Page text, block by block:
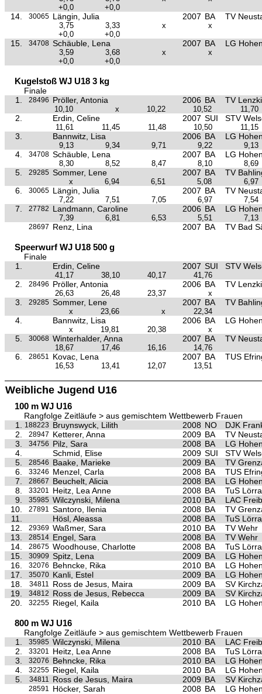
+0,0
+0,0
14. 30065 Längin, Julia 2007 BA TV
3,75 3,33 x
x
+0,0
+0,0
15. 34708 Schäuble, Lena 2007 BA LG
3,59 3,68 x
x
+0,0
+0,0
Kugelstoß WJ U18 3 kg
Finale
1.
28496 Pröller, Antonia 2006 BA TV
10,10 x 10,22 10,52 11,70
2. Erdin, Celine 2007 SUI STV
11,61 11,45 11,48 10,50 11,15
3. Bannwitz, Lisa 2006 BA LG
9,13 9,34 9,71 9,22 9,13
4. 34708 Schäuble, Lena 2007 BA LG
8,30 8,52 8,47 8,10 8,69
5. 29285 Sommer, Lene 2007 BA TV
x 6,94 6,51 5,08 6,97
6. 30065 Längin, Julia 2007 BA TV
7,22 7,51 7,05 6,97 7,54
7. 27782 Landmann, Caroline 2006 BA LG
7,39 6,81 6,53 5,51 7,13
28697 Renz, Lina 2007 BA TV Bad
Speerwurf WJ U18 500 g
Finale
1.
Erdin, Celine 2007 SUI STV
41,17 38,10 40,17 41,76
2. 28496 Pröller, Antonia 2006 BA TV
26,63 26,48 23,37 x
3. 29285 Sommer, Lene 2007 BA TV
x 23,66 x 22,34
4. Bannwitz, Lisa 2006 BA LG
x 19,81 20,38 x
5. 30068 Winterhalder, Anna 2007 BA TV
18,67 17,46 16,16 14,76
6. 28651 Kovac, Lena 2007 BA TUS
16,53 13,41 12,07 13,51
Weibliche Jugend U16
100 m WJ U16
Rangfolge Zeitläufe > aus gemischtem Wettbewerb Frauen
1.
188223 Bruynswyck, Lilith 2008 NO
DJK
2.
28947 Ketterer, Anna 2009 BA
TV
3.
34756 Pilz, Sara 2008 BA
LG
4.
Schmid, Elise 2009 SUI
STV
5.
28546 Baake, Marieke 2009 BA
TV
6.
33246 Menzel, Carla 2008 BA
TUS
7.
28667 Beuchelt, Alicia 2008 BA
LG
8.
33201 Heitz, Lea Anne 2008 BA
TuS
9.
35985 Wilczynski, Milena 2010 BA
LAC
10.
27891 Santoro, Ilenia 2008 BA
TV
11.
Hösl, Aleassa 2008 BA
TuS
12.
29369 Waßmer, Sara 2010 BA
TV Wehr
13.
28514 Engel, Sara 2008 BA
TV Wehr
14.
28675 Woodhouse, Charlotte 2008 BA
TuS
15.
30909 Spitz, Lena 2009 BA
LG
16.
32076 Behncke, Rika 2010 BA
LG
17.
35070 Kanli, Estel 2009 BA
LG
18.
34811 Ross de Jesus, Maira 2009 BA
SV
19.
34812 Ross de Jesus, Rebecca 2009 BA
SV
20.
32255 Riegel, Kaila 2010 BA LG
800 m WJ U16
Rangfolge Zeitläufe > aus gemischtem Wettbewerb Frauen
1.
35985 Wilczynski, Milena 2010 BA
LAC
2.
33201 Heitz, Lea Anne 2008 BA
TuS
3.
32076 Behncke, Rika 2010 BA
LG
4.
32255 Riegel, Kaila 2010 BA
LG
5.
34811 Ross de Jesus, Maira 2009 BA SV
28591 Höcker, Sarah 2008 BA LG